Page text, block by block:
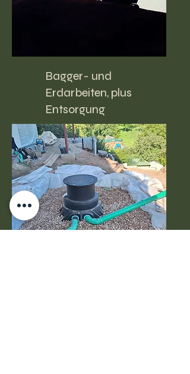
Bagger- und
Erdarbeiten, plus
Entsorgung